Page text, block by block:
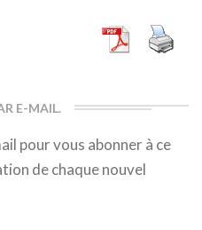
E-MAIL.
pour vous abonner à ce
de chaque nouvel